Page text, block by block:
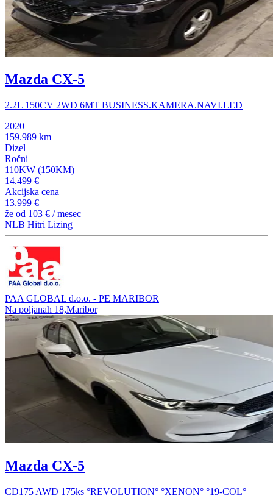
Mazda CX-5
2.2L 150CV 2WD 6MT BUSINESS.KAMERA.NAVI.LED
2020
159.989 km
Dizel
Ročni
110KW (150KM)
14.499 €
Akcijska cena
13.999 €
že od 103 € / mesec
NLB Hitri Lizing
PAA GLOBAL d.o.o. - PE MARIBOR
Na poljanah 18,Maribor
Mazda CX-5
CD175 AWD 175ks °REVOLUTION° °XENON° °19-COL°